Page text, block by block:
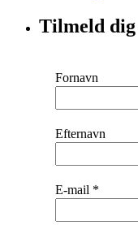
Tilmeld dig
Fornavn
Efternavn
E-mail *